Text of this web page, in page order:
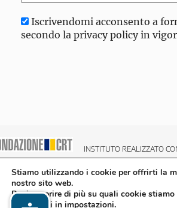
Iscrivendomi acconsento a
secondo la privacy policy in
INSTITUTO REALIZZATO
Stiamo utilizzando i cookie per offrirti la
nostro sito web.
Puoi scoprire di più su quali cookie
disattivarli in impostazioni.